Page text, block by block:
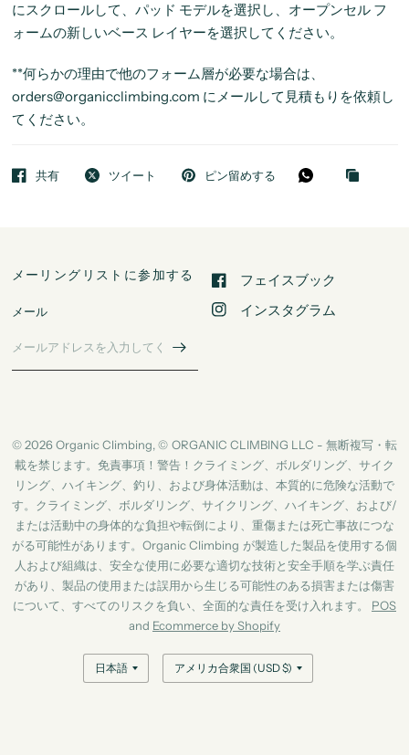
にスクロールして、パッド モデルを選択し、オープンセル フ
ォームの新しいベース レイヤーを選択してください。
**何らかの理由で他のフォーム層が必要な場合は、
orders@organicclimbing.com にメールして見積もりを依頼し
てください。
共有 ツイート ピン留めする
メーリングリストに参加する
メール
フェイスブック
インスタグラム
© 2026 Organic Climbing, © ORGANIC CLIMBING LLC - 無断複写・転
載を禁じます。免責事項！警告！クライミング、ボルダリング、サイク
リング、ハイキング、釣り、および身体活動は、本質的に危険な活動で
す。クライミング、ボルダリング、サイクリング、ハイキング、および/
または活動中の身体的な負担や転倒により、重傷または死亡事故につな
がる可能性があります。Organic Climbing が製造した製品を使用する個
人および組織は、安全な使用に必要な適切な技術と安全手順を学ぶ責任
があり、製品の使用または誤用から生じる可能性のある損害または傷害
について、すべてのリスクを負い、全面的な責任を受け入れます。 POS
and Ecommerce by Shopify
国/
地
国/
地